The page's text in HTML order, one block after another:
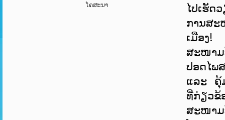
ໂຄສະນາ
ໄປ​ເຮັດ​
ການ​ສະ​
ເມືອງ​!
ສະໜາ
ປອດ​ໄພ​
ແລະ ຄຸ້
ທີ່​ກ່ຽວຂ້
ສະໜາ